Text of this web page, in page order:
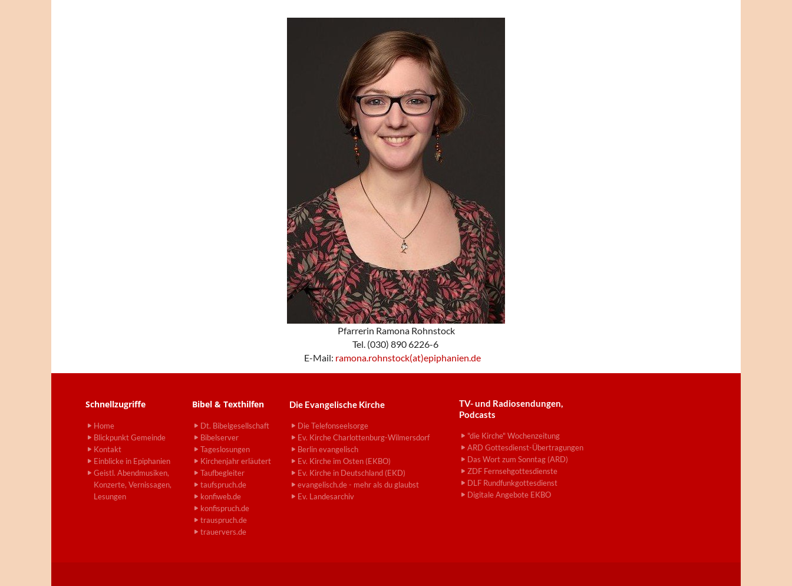
Pfarrerin Ramona Rohnstock
Tel. (030) 890 6226-6
E-Mail: ramona.rohnstock(at)epiphanien.de
Schnellzugriffe
Home
Blickpunkt Gemeinde
Kontakt
Einblicke in Epiphanien
Geistl. Abendmusiken,
Konzerte, Vernissagen,
Lesungen
Bibel & Texthilfen
Dt. Bibelgesellschaft
Bibelserver
Tageslosungen
Kirchenjahr erläutert
Taufbegleiter
taufspruch.de
konfiweb.de
konfispruch.de
trauspruch.de
trauervers.de
Die Evangelische Kirche
Die Telefonseelsorge
Ev. Kirche Charlottenburg-Wilmersdorf
Berlin evangelisch
Ev. Kirche im Osten (EKBO)
Ev. Kirche in Deutschland (EKD)
evangelisch.de - mehr als du glaubst
Ev. Landesarchiv
TV- und Radiosendungen,
Podcasts
"die Kirche" Wochenzeitung
ARD Gottesdienst-Übertragungen
Das Wort zum Sonntag (ARD)
ZDF Fernsehgottesdienste
DLF Rundfunkgottesdienst
Digitale Angebote EKBO